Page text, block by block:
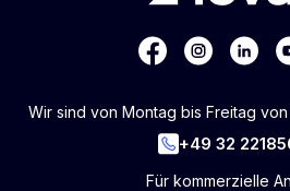
Wir sind von Montag bis Freitag
+49 32
Für kommerzielle